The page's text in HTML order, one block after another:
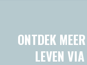
ONTDEK
LEVEN